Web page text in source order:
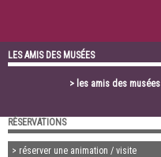
LES AMIS DES MUSÉES
> les amis des musées
RÉSERVATIONS
> réserver une animation / visite